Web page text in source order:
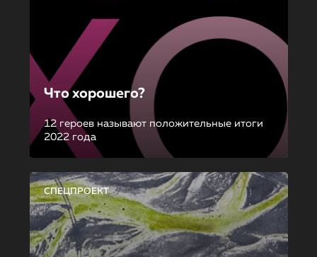
Что хорошего?
12 героев называют положительные итоги
2022 года
СПЕЦПРОЕКТ